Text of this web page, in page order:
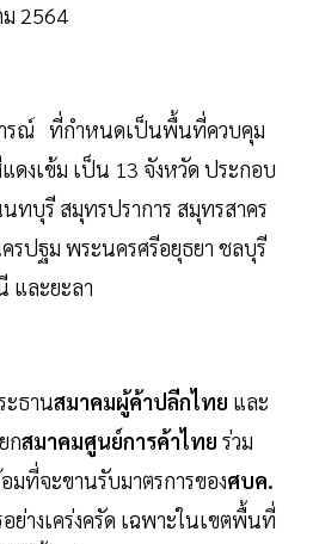
2564
ารณ์ ที่กำหนดเป็นพื้นที่ควบคุม
ดงเข้ม เป็น 13 จังหวัด ประกอบ
ทบุรี สมุทรปราการ สมุทรสาคร
รปฐม พระนครศรีอยุธยา ชลบุรี
และยะลา
ธานสมาคมผู้ค้าปลีกไทย และ
กสมาคมศูนย์การค้าไทย ร่วม
มที่จะขานรับมาตรการของศบค.
ย่างเคร่งครัด เฉพาะในเขตพื้นที่